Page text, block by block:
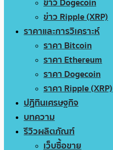
ข่าว Ripple (XRP)
ราคาและการวิเคราะห์
ราคา Bitcoin
ราคา Ethereum
ราคา Dogecoin
ราคา Ripple (XRP)
ปฏิทินเศรษฐกิจ
บทความ
รีวิวผลิตภัณฑ์
เว็บซื้อขาย